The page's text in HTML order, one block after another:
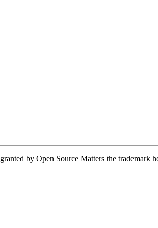
by Open Source Matters the trademark